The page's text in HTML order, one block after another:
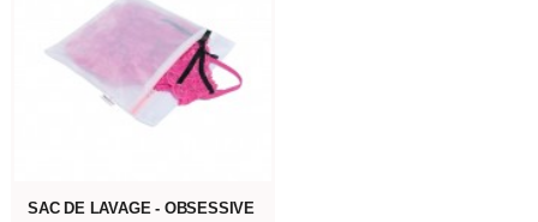
SAC DE LAVAGE - OBSESSIVE